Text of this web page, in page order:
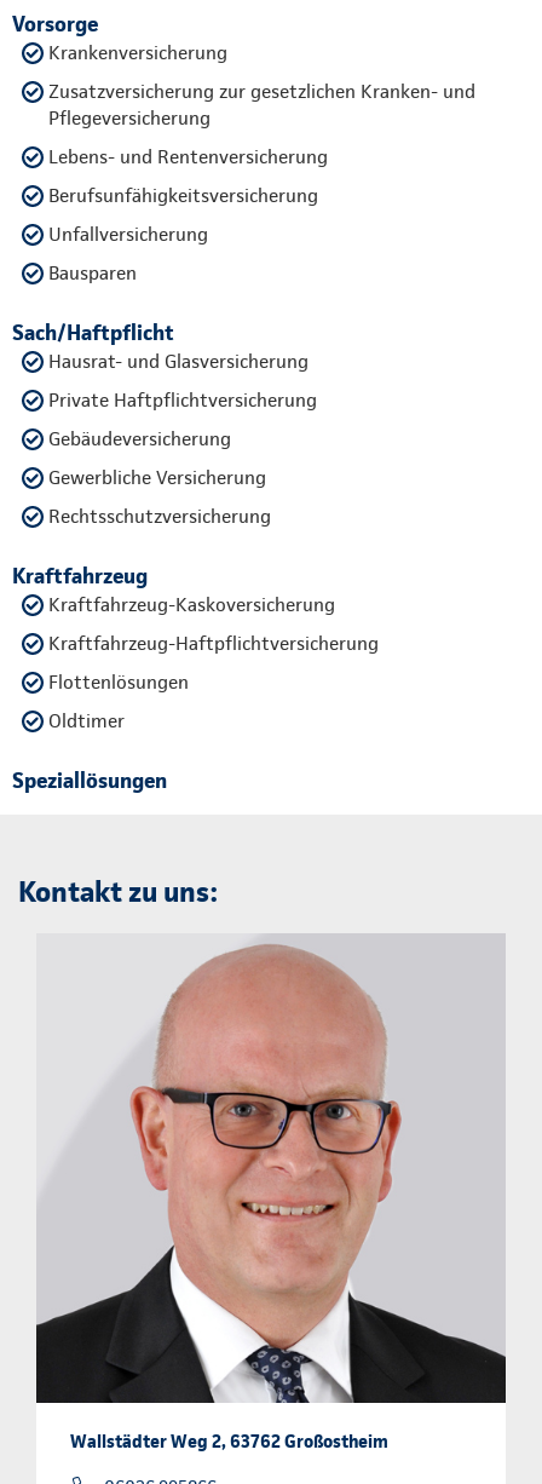
Vorsorge
Krankenversicherung
Zusatzversicherung zur gesetzlichen Kranken- und
Pflegeversicherung
Lebens- und Rentenversicherung
Berufsunfähigkeitsversicherung
Unfallversicherung
Bausparen
Sach/Haftpflicht
Hausrat- und Glasversicherung
Private Haftpflichtversicherung
Gebäudeversicherung
Gewerbliche Versicherung
Rechtsschutzversicherung
Kraftfahrzeug
Kraftfahrzeug-Kaskoversicherung
Kraftfahrzeug-Haftpflichtversicherung
Flottenlösungen
Oldtimer
Speziallösungen
Kontakt zu uns:
Wallstädter Weg 2, 63762 Großostheim